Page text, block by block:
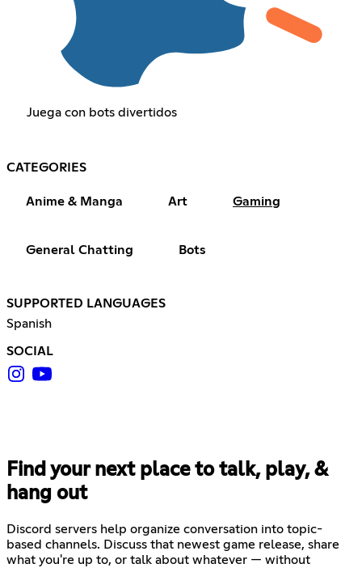
Juega con bots divertidos
CATEGORIES
Anime & Manga Art Gaming
General Chatting Bots
SUPPORTED LANGUAGES
Spanish
SOCIAL
Find your next place to talk, play, &
hang out
Discord servers help organize conversation into topic-
based channels. Discuss that newest game release, share
what you're up to, or talk about whatever — without